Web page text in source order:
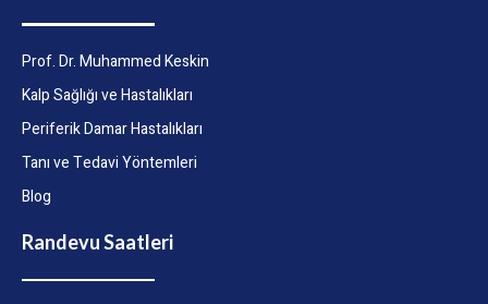
Prof. Dr. Muhammed Keskin
Kalp Sağlığı ve Hastalıkları
Periferik Damar Hastalıkları
Tanı ve Tedavi Yöntemleri
Blog
Randevu Saatleri